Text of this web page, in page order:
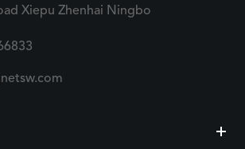
Xiepu Zhenhai Ningbo